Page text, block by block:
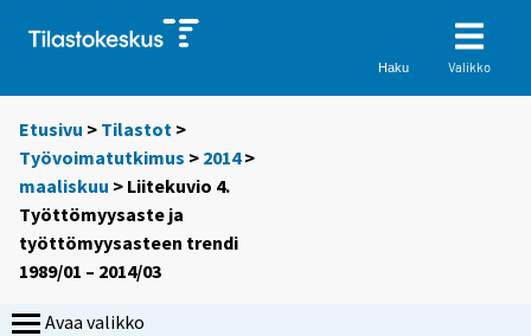
Haku Valikko
Etusivu > Tilastot >
Työvoimatutkimus > 2014>
maaliskuu > Liitekuvio 4.
Työttömyysaste ja
työttömyysasteen trendi
1989/01 – 2014/03
Avaa valikko